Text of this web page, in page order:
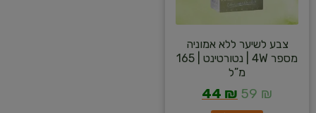
צבע לשיער ללא אמוניה
מספר 4W | נטורטינט | 165
מ”ל
59 ₪
44 ₪